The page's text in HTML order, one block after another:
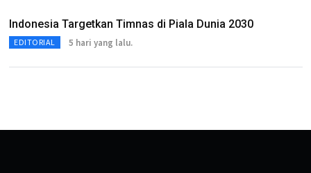
Indonesia Targetkan Timnas di Piala Dunia 2030
EDITORIAL 5 hari yang lalu.